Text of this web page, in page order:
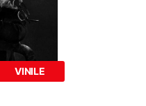
VINILE